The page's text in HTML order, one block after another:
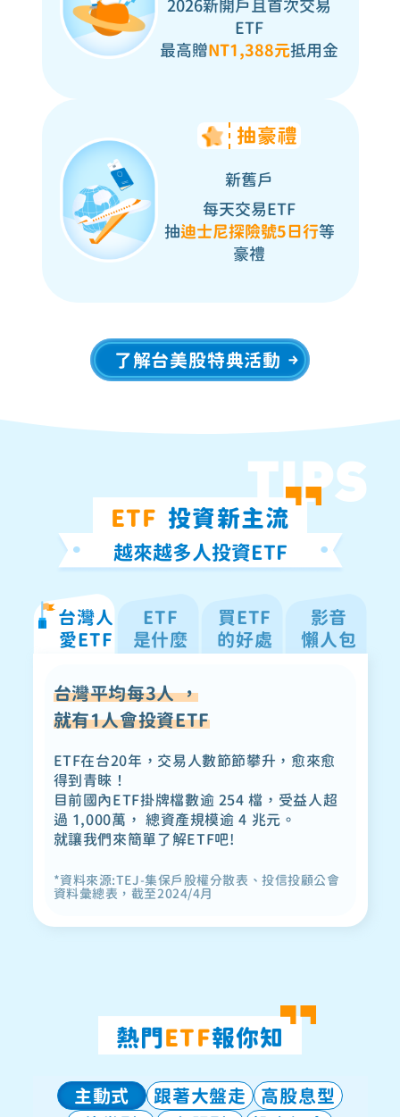
2026新開戶且首次交易
ETF
最高贈 NT1,388元抵用金
新舊戶
每天交易ETF
抽迪士尼探險號5日行等
豪禮
了解台美股特典活動
TIPS
ETF 投資新主流
越來越多人投資ETF
台灣人
愛ETF
ETF
是什麼
買ETF
的好處
影音
懶人包
台灣平均每3人 ，
就有1人會投資ETF
ETF在台20年，交易人數節節攀升，愈來愈
得到青睞！
目前國內ETF掛牌檔數逾 254 檔，受益人超
過 1,000萬， 總資產規模逾 4 兆元。
就讓我們來簡單了解ETF吧!
*資料來源:TEJ-集保戶股權分散表、投信投顧公會
資料彙總表，截至2024/4月
熱門 ETF報你知
主動式 跟著大盤走
高股息型